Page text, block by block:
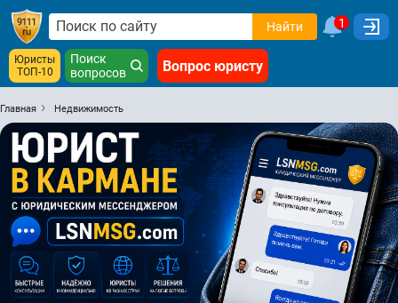
Найти 1
Юристы
ТОП-10
Поиск
вопросов
Вопрос юристу
Главная Недвижимость